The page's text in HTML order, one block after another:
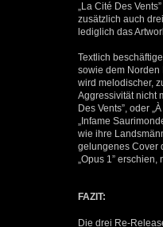
„La Cité Des
zusätzlich auch
lediglich das
Textlich
sowie dem
wird melodischer,
Aggressivität nicht
Des Vents”, oder
„Infame
wie ihre
gelungenes Cover
„Opus 1”
FAZIT:
Die drei Re-